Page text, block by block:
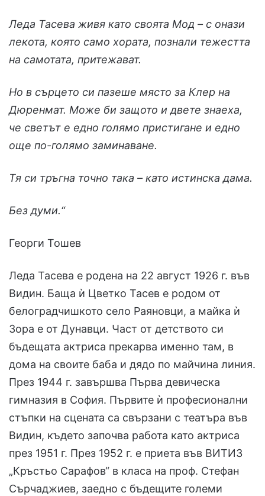
Леда Тасева живя като своята Мод – с онази
лекота, която само хората, познали тежестта
на самотата, притежават.
Но в сърцето си пазеше място за Клер на
Дюренмат. Може би защото и двете знаеха,
че светът е едно голямо пристигане и едно
още по-голямо заминаване.
Тя си тръгна точно така – като истинска дама.
Без думи.“
Георги Тошев
Леда Тасева е родена на 22 август 1926 г. във
Видин. Баща ѝ Цветко Тасев е родом от
белоградчишкото село Раяновци, а майка ѝ
Зора е от Дунавци. Част от детството си
бъдещата актриса прекарва именно там, в
дома на своите баба и дядо по майчина линия.
През 1944 г. завършва Първа девическа
гимназия в София. Първите ѝ професионални
стъпки на сцената са свързани с театъра във
Видин, където започва работа като актриса
през 1951 г. През 1952 г. е приета във ВИТИЗ
„Кръстьо Сарафов“ в класа на проф. Стефан
Сърчаджиев, заедно с бъдещите големи